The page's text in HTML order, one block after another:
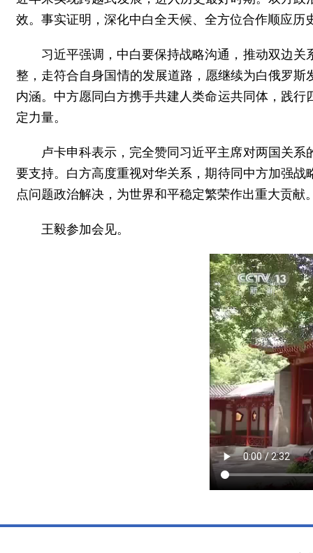
效。事实证明，深化中白全天候、全方位合作顺应历
习近平强调，中白要保持战略沟通，推动双边
整，走符合自身国情的发展道路，愿继续为白俄罗
内涵。中方愿同白方携手共建人类命运共同体，践
定力量。
卢卡申科表示，完全赞同习近平主席对两国关
要支持。白方高度重视对华关系，期待同中方加强
点问题政治解决，为世界和平稳定繁荣作出重大贡
王毅参加会见。